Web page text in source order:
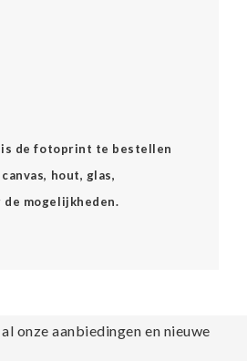
de fotoprint te bestellen
hout, glas,
mogelijkheden.
onze aanbiedingen en nieuwe